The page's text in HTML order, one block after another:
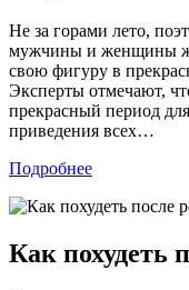
Не за горами лето,
мужчины и женщины
свою фигуру в
Эксперты отмечают,
прекрасный период
приведения всех…
Подробнее
Как похудеть